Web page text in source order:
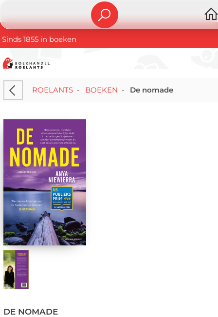
Sinds 1855 in boeken
ROELANTS- BOEKEN - De nomade
DE NOMADE